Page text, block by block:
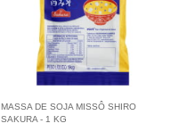
MASSA DE SOJA MISSÔ SHIRO
SAKURA - 1 KG